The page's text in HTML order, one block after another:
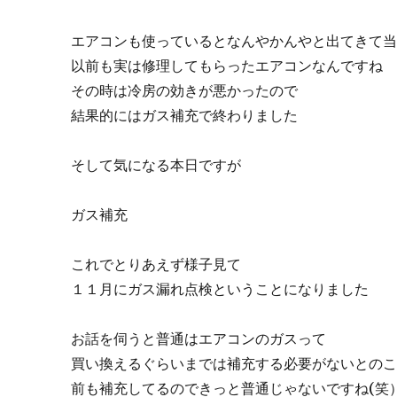
エアコンも使っているとなんやかんやと出てきて
以前も実は修理してもらったエアコンなんですね
その時は冷房の効きが悪かったので
結果的にはガス補充で終わりました
そして気になる本日ですが
ガス補充
これでとりあえず様子見て
１１月にガス漏れ点検ということになりました
お話を伺うと普通はエアコンのガスって
買い換えるぐらいまでは補充する必要がないとの
前も補充してるのできっと普通じゃないですね(笑）